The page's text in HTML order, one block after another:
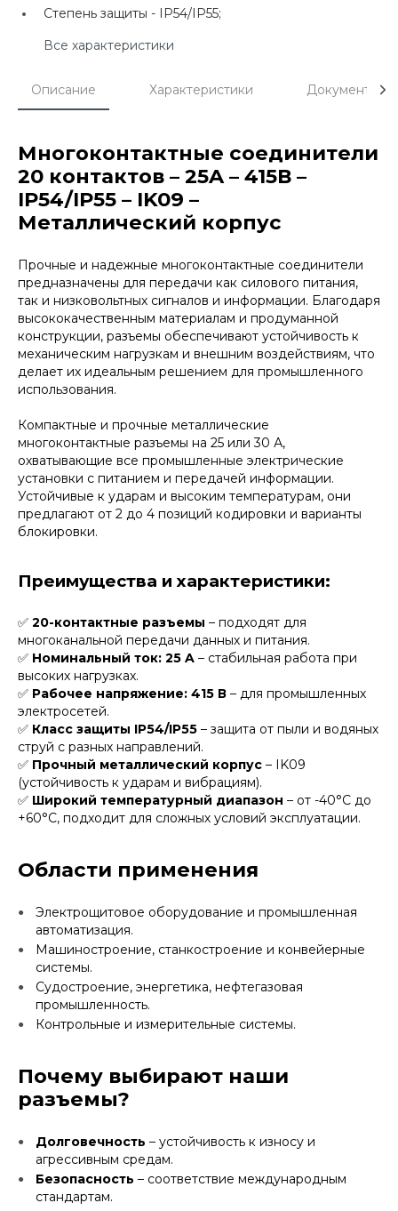
Степень защиты - IP54/IP55;
Все характеристики
Описание Характеристики Документы
Многоконтактные соединители
20 контактов – 25A – 415В –
IP54/IP55 – IK09 –
Металлический корпус
Прочные и надежные многоконтактные соединители
предназначены для передачи как силового питания,
так и низковольтных сигналов и информации. Благодаря
высококачественным материалам и продуманной
конструкции, разъемы обеспечивают устойчивость к
механическим нагрузкам и внешним воздействиям, что
делает их идеальным решением для промышленного
использования.
Компактные и прочные металлические
многоконтактные разъемы на 25 или 30 А,
охватывающие все промышленные электрические
установки с питанием и передачей информации.
Устойчивые к ударам и высоким температурам, они
предлагают от 2 до 4 позиций кодировки и варианты
блокировки.
Преимущества и характеристики:
✅ 20-контактные разъемы – подходят для
многоканальной передачи данных и питания.
✅ Номинальный ток: 25 A – стабильная работа при
высоких нагрузках.
✅ Рабочее напряжение: 415 В – для промышленных
электросетей.
✅ Класс защиты IP54/IP55 – защита от пыли и водяных
струй с разных направлений.
✅ Прочный металлический корпус – IK09
(устойчивость к ударам и вибрациям).
✅ Широкий температурный диапазон – от -40°C до
+60°C, подходит для сложных условий эксплуатации.
Области применения
Электрощитовое оборудование и промышленная
автоматизация.
Машиностроение, станкостроение и конвейерные
системы.
Судостроение, энергетика, нефтегазовая
промышленность.
Контрольные и измерительные системы.
Почему выбирают наши
разъемы?
Долговечность – устойчивость к износу и
агрессивным средам.
Безопасность – соответствие международным
стандартам.